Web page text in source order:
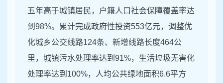
五年高于城镇居民，户籍人口社会保障覆盖率达
到98%。累计完成政府性投资553亿元，调整优
化城乡公交线路124条、新增线路长度464公
里，城镇污水处理率达到91%，生活垃圾无害化
处理率达到100%，人均公共绿地面积6.6平方